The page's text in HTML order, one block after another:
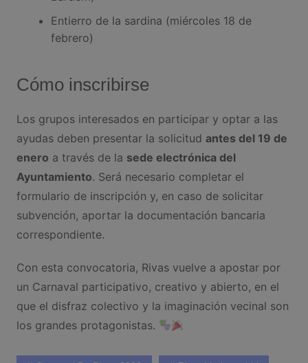
Entierro de la sardina (miércoles 18 de
febrero)
Cómo inscribirse
Los grupos interesados en participar y optar a las
ayudas deben presentar la solicitud antes del 19 de
enero a través de la sede electrónica del
Ayuntamiento. Será necesario completar el
formulario de inscripción y, en caso de solicitar
subvención, aportar la documentación bancaria
correspondiente.
Con esta convocatoria, Rivas vuelve a apostar por
un Carnaval participativo, creativo y abierto, en el
que el disfraz colectivo y la imaginación vecinal son
los grandes protagonistas.